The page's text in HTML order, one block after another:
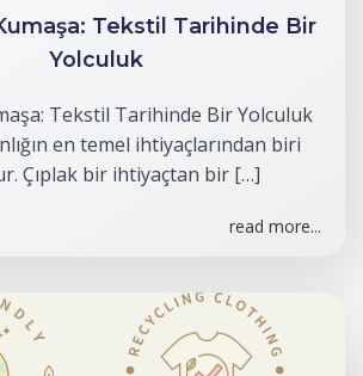
Tekstil Tarihinde Bir
Yolculuk
Tekstil Tarihinde Bir Yolculuk
en temel ihtiyaçlarından biri
Çıplak bir ihtiyaçtan bir […]
read more...